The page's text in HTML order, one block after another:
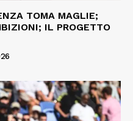
TOMA MAGLIE;
IL PROGETTO